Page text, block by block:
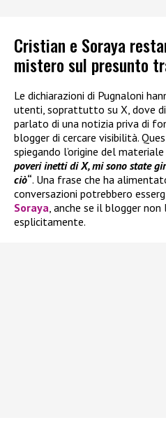
Cristian e Soraya
mistero sul presunto
Le dichiarazioni di Pugnaloni
utenti, soprattutto su X, dove
parlato di una notizia priva di
blogger di cercare visibilità.
spiegando l’origine del
poveri inetti di X, mi sono state
ciò“. Una frase che ha
conversazioni potrebbero
Soraya, anche se il blogger
esplicitamente.